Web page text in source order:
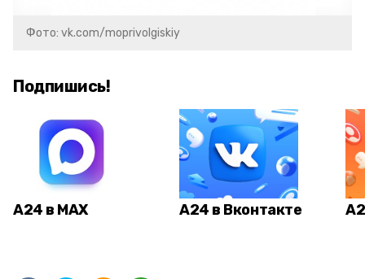
Фото: vk.com/moprivolgiskiy
Подпишись!
А24 в MAX А24 в Вконтакте